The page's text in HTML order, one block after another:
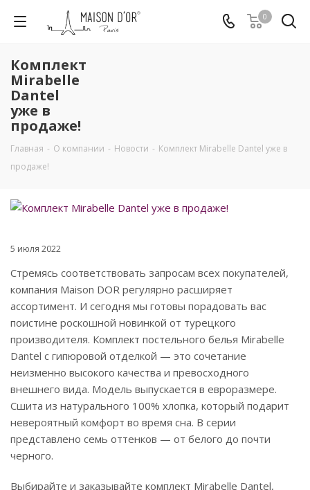
0
Комплект
Mirabelle
Dantel
уже в
продаже!
Главная - О компании - Новости - Комплект Mirabelle Dantel уже в
продаже!
5 июля 2022
Стремясь соответствовать запросам всех покупателей,
компания Maison DOR регулярно расширяет
ассортимент. И сегодня мы готовы порадовать вас
поистине роскошной новинкой от турецкого
производителя. Комплект постельного белья Mirabelle
Dantel с гипюровой отделкой — это сочетание
неизменно высокого качества и превосходного
внешнего вида. Модель выпускается в евроразмере.
Сшита из натурального 100% хлопка, который подарит
невероятный комфорт во время сна. В серии
представлено семь оттенков — от белого до почти
черного.
Выбирайте и заказывайте комплект Mirabelle Dantel,